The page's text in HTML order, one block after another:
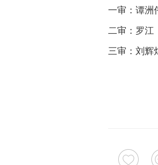
一审：谭洲
二审：罗江
三审：刘辉